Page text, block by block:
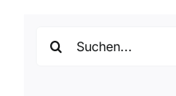
nach: